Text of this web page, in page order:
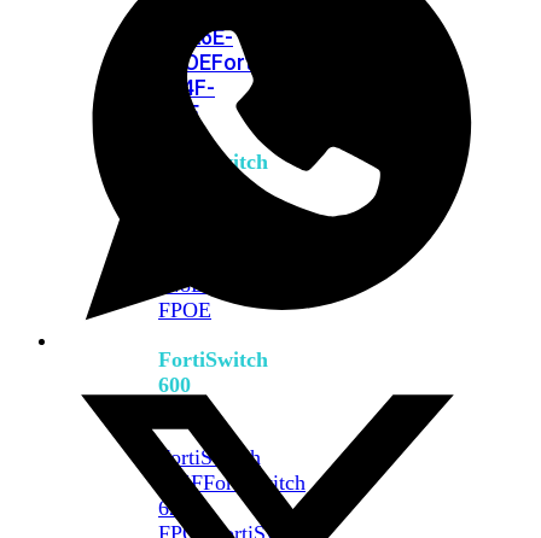
M426E-
FPOEFortiSwitchRugged
424F-
POE
FortiSwitch
548D-
FPOE
FortiSwitch
600
Series
FortiSwitch
624FFortiSwitch
624F-
FPOE
FortiSwitch